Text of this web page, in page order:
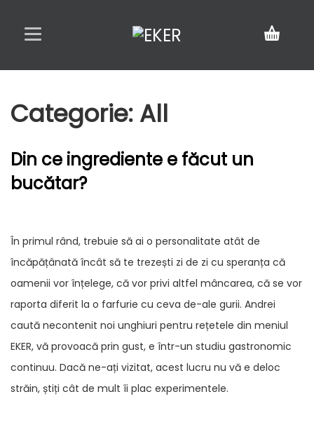
Meniu
Rezervări
Categorie: All
Din ce ingrediente e făcut un
bucătar?
În primul rând, trebuie să ai o personalitate atât de
încăpățânată încât să te trezești zi de zi cu speranța că
oamenii vor înțelege, că vor privi altfel mâncarea, că se vor
raporta diferit la o farfurie cu ceva de-ale gurii. Andrei
caută necontenit noi unghiuri pentru rețetele din meniul
EKER, vă provoacă prin gust, e într-un studiu gastronomic
continuu. Dacă ne-ați vizitat, acest lucru nu vă e deloc
străin, știți cât de mult îi plac experimentele.